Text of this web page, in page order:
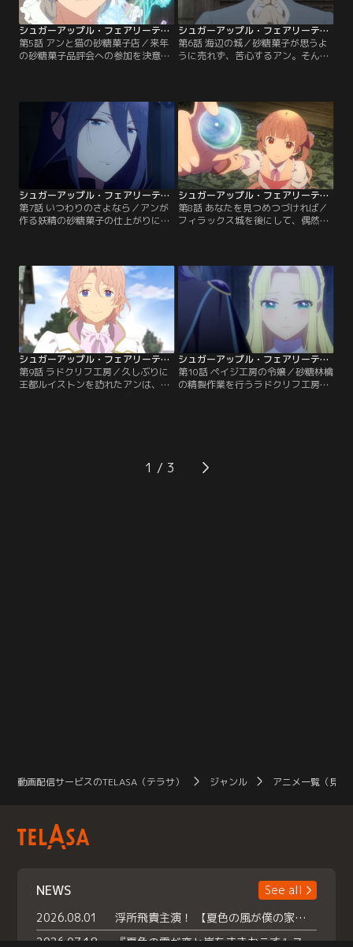
シュガーアップル・フェアリーテイル 第05話
第5話 アンと猫の砂糖菓子店／来年
の砂糖菓子品評会への参加を決意し
る。ある店で見事な砂糖菓子を目に
するが、不審な男がそれを壊して逃
亡。店主のキャットはアンたちが壊
したと思い、弁償として店で働けと
要求する。
シュガーアップル・フェアリーテイル 第06話
第6話 海辺の城／砂糖菓子が思うよ
うに売れず、苦心するアン。そんな
港町フィラックスへと向かう。城で
謁見したフィラックス公はアンの技
術を認めると、ある妖精の砂糖菓子
を作るように命じる。
シュガーアップル・フェアリーテイル 第07話
第7話 いつわりのさよなら／アンが
作る妖精の砂糖菓子の仕上がりに、
い出の中にいる女性・リズの話を聞
き、複雑な気持ちになってしまう。
そんな時、ジョナスがミスリル・リ
ッド・ポッドの羽を奪い、アンにあ
る要求をする。
シュガーアップル・フェアリーテイル 第08話
第8話 あなたを見つめつづければ／
フィラックス城を後にして、偶然に
込まれてしまうアンのために急ぎ城
へ戻る。一方、砂糖菓子のモデルと
なる妖精のことを深く知りたいと願
うアンは、フィラックス公と対面す
る。
シュガーアップル・フェアリーテイル 第09話
第9話 ラドクリフ工房／久しぶりに
王都ルイストンを訪れたアンは、キ
アンは早速、ラドクリフ工房での作
シュガーアップル・フェアリーテイル 第10話
第10話 ペイジ工房の令嬢／砂糖林檎
の精製作業を行うラドクリフ工房
ットと、彼の婚約者でペイジ工房の
長の娘・ブリジットだった。
1
動画配信サービスのTELASA（テラサ） ジャンル アニメ一覧（見放
NEWS
See all
2026.08.01
浮所飛貴主演！ 【夏色の風が僕の家にやってきた】 本日よりテラサで独占配信スタート！
2026.07.18
『夏色の雲が恋と嵐をまきおこす』スペシャルメイキング 【Part1】2026年７月18日（土）23時30分～配信スタート！話題のシーンの裏側を大公開！豪華キャスト大集合！ 『武宮家 真夏の家族会議』開催！